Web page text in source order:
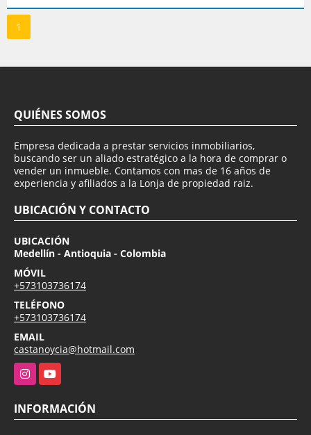
1
QUIÉNES SOMOS
Empresa dedicada a prestar servicios inmobiliarios,
buscando ser un aliado estratégico a la hora de comprar o
vender un inmueble. Contamos con mas de 16 años de
experiencia y afiliados a la Lonja de propiedad raiz.
UBICACIÓN Y CONTACTO
UBICACIÓN
Medellín - Antioquia - Colombia
MÓVIL
+573103736174
TELÉFONO
+573103736174
EMAIL
castanoycia@hotmail.com
InstagramYouTube
INFORMACIÓN